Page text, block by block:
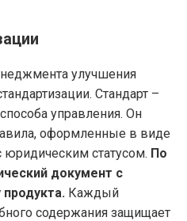
улучшения
Стандарт –
управления. Он
оформленные в виде
юридическим статусом. По
документ с
Каждый
содержания защищает